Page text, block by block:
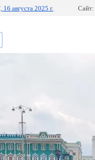
августа 2025 г. Сайт: